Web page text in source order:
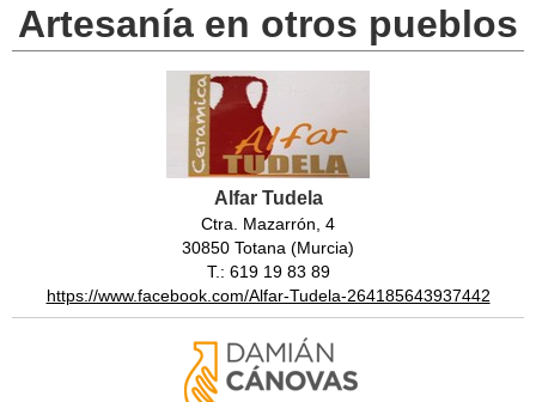
Artesanía en otros pueblos
Alfar Tudela
Ctra. Mazarrón, 4
30850 Totana (Murcia)
T.: 619 19 83 89
https://www.facebook.com/Alfar-Tudela-264185643937442